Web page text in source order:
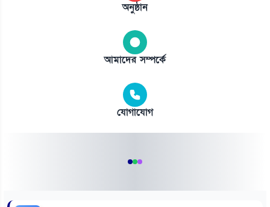
অনুষ্ঠান
আমাদের সম্পর্কে
যোগাযোগ